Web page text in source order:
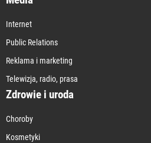
Internet
Public Relations
Reklama i marketing
Telewizja, radio, prasa
Zdrowie i uroda
Choroby
Kosmetyki